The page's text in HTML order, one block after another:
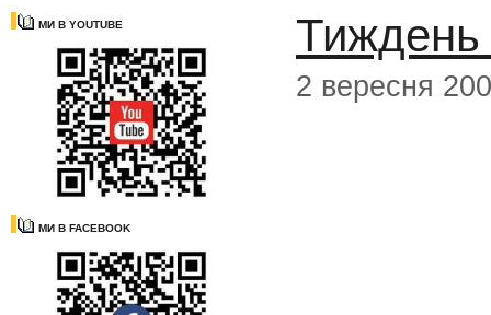
МИ В YOUTUBE
МИ В FACEBOOK
Тиждень
2 вересня